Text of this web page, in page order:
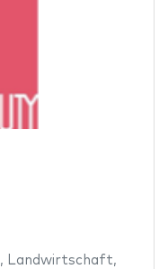
, Landwirtschaft,